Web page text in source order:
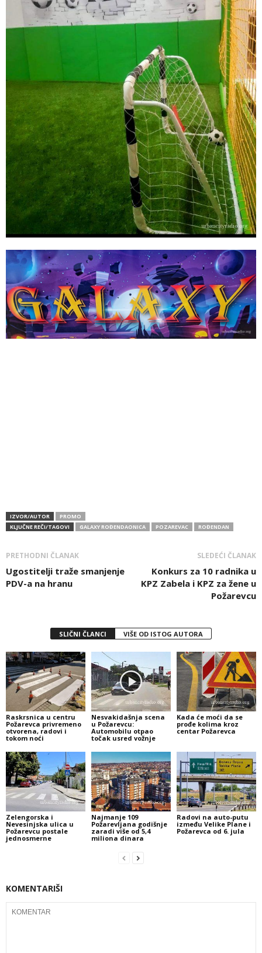
IZVOR/AUTOR
PROMO
KLJUČNE REČI/TAGOVI
GALAXY ROĐENDAONICA POZAREVAC ROĐENDAN
PRETHODNI ČLANAK
Ugo­sti­te­lji tra­že sma­nje­nje
PDV-a na hra­nu
SLEDEĆI ČLANAK
Konkurs za 10 radnika u
KPZ Zabela i KPZ za žene u
Požarevcu
SLIČNI ČLANCI VIŠE OD ISTOG AUTORA
Raskrsnica u centru
Požarevca privremeno
otvorena, radovi i
tokom noći
Nesvakidašnja scena
u Požarevcu:
Automobilu otpao
točak usred vožnje
Kada će moći da se
prođe kolima kroz
centar Požarevca
Zelengorska i
Nevesinjska ulica u
Požarevcu postale
jednosmerne
Najmanje 109
Požarevljana godišnje
zaradi više od 5,4
miliona dinara
Radovi na auto-putu
između Velike Plane i
Požarevca od 6. jula
KOMENTARIŠI